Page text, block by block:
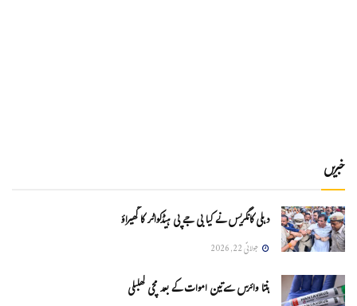
خبریں
دہلی کانگریس نے کیا بی جے پی ہیڈکواٹر کا گھیراؤ
جولائی 22, 2026
ہنتا وائرس سےتین اموات کے بعد مچی کھلبلی